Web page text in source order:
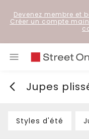
Devenez membre et
Créer un compte
Jupes
Styles d'été